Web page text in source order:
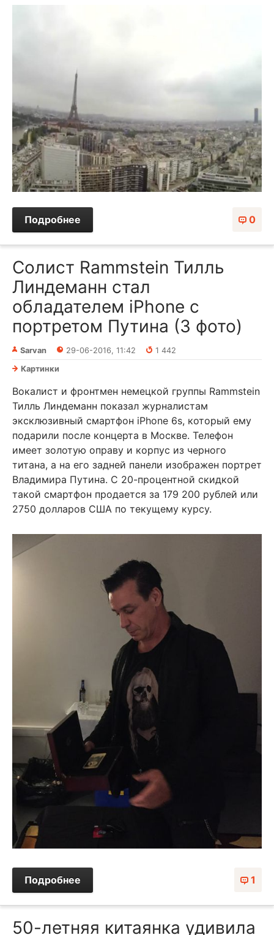
0
Подробнее
Солист Rammstein Тилль
Линдеманн стал
обладателем iPhone с
портретом Путина (3 фото)
Sarvan 29-06-2016, 11:42
1 442
Картинки
Вокалист и фронтмен немецкой группы Rammstein
Тилль Линдеманн показал журналистам
эксклюзивный смартфон iPhone 6s, который ему
подарили после концерта в Москве. Телефон
имеет золотую оправу и корпус из черного
титана, а на его задней панели изображен портрет
Владимира Путина. С 20-процентной скидкой
такой смартфон продается за 179 200 рублей или
2750 долларов США по текущему курсу.
1
Подробнее
50-летняя китаянка удивила